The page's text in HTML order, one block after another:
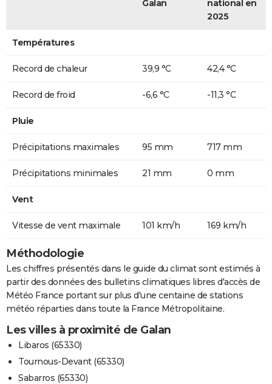
Galan
national en
2025
Températures
Record de chaleur 39,9 °C 42,4 °C
Record de froid -6,6 °C -11,3 °C
Pluie
Précipitations maximales 95 mm 717 mm
Précipitations minimales 21 mm 0 mm
Vent
Vitesse de vent maximale 101 km/h 169 km/h
Méthodologie
Les chiffres présentés dans le guide du climat sont estimés à
partir des données des bulletins climatiques libres d'accès de
Météo France portant sur plus d'une centaine de stations
météo réparties dans toute la France Métropolitaine.
Les villes à proximité de Galan
Libaros (65330)
Tournous-Devant (65330)
Sabarros (65330)